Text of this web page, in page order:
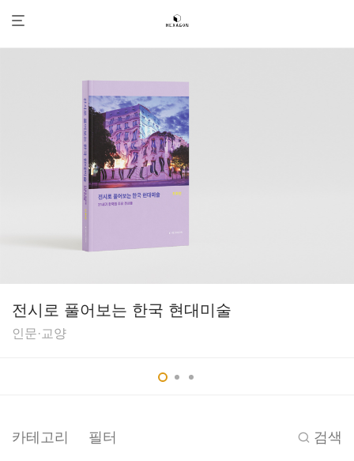
전시로 풀어보는 한국 현대미술
인문·교양
카테고리 필터 검색